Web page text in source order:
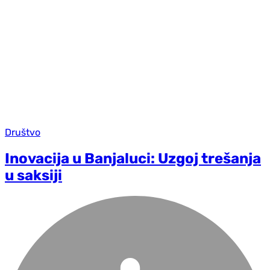
Društvo
Inovacija u Banjaluci: Uzgoj trešanja
u saksiji